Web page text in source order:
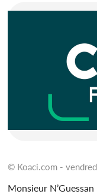
© Koaci.com -
Monsieur